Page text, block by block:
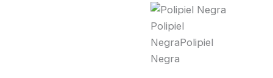
Polipiel
NegraPolipiel
Negra